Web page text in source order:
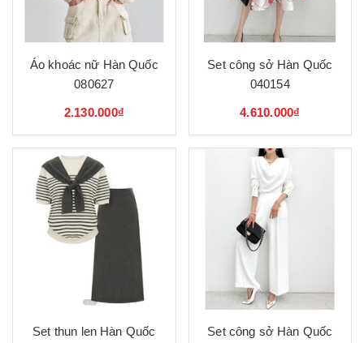
Áo khoác nữ Hàn Quốc
080627
2.130.000₫
Set công sở Hàn Quốc
040154
4.610.000₫
Set thun len Hàn Quốc
Set công sở Hàn Quốc